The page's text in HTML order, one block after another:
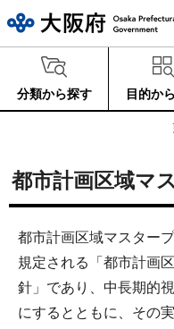
分類から探す 目的か
都市計画区域マ
都市計画区域マスター
規定される「都市計画
針」であり、中長期的
にするとともに、その